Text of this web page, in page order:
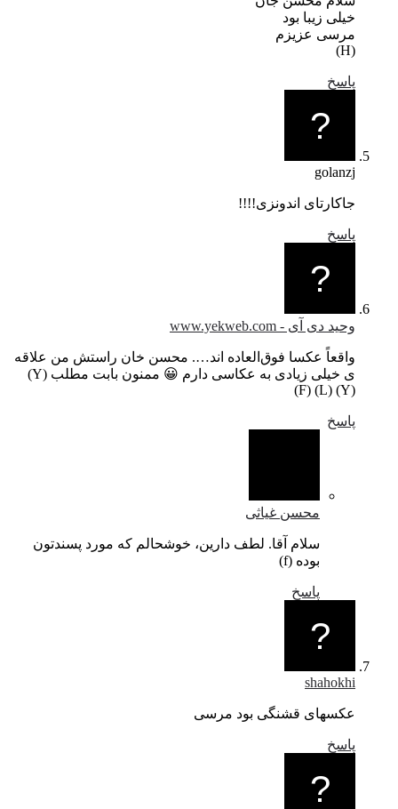
خیلی زیبا بود
مرسی عزیزم
پاسخ
golanzj
جاکارتای اندونزی!!!!
پاسخ
وحید دی آی - www.yekweb.com
واقعاً عکسا فوق‌العاده اند…. محسن خان راستش من علاقه
ی خیلی زیادی به عکاسی دارم 😀 ممنون بابت مطلب (Y)
پاسخ
محسن غیاثی
سلام آقا. لطف دارین، خوشحالم که مورد پسندتون
بوده (f)
پاسخ
shahokhi
عکسهای قشنگی بود مرسی
پاسخ